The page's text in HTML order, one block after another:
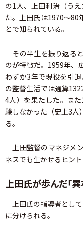
の1人、上田利治（う
た。上田氏は1970～80
とで知られている。
その半生を振り返る
のが特徴だ。1959年、
わずか3年で現役を引
の監督生活では通算
4人）を果たした。ま
験しなかった（史上3人
る。
上田監督のマネジメ
ネスでも生かせるヒン
上田氏が歩んだ「
上田氏の指導者とし
に分けられる。